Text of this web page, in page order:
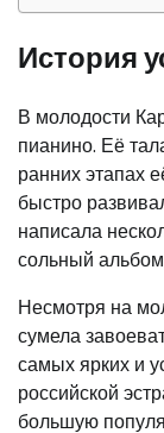
История
В молодости
пианино. Её
ранних этапах
быстро
написала
сольный
Несмотря на
сумела
самых ярких и
российской
большую